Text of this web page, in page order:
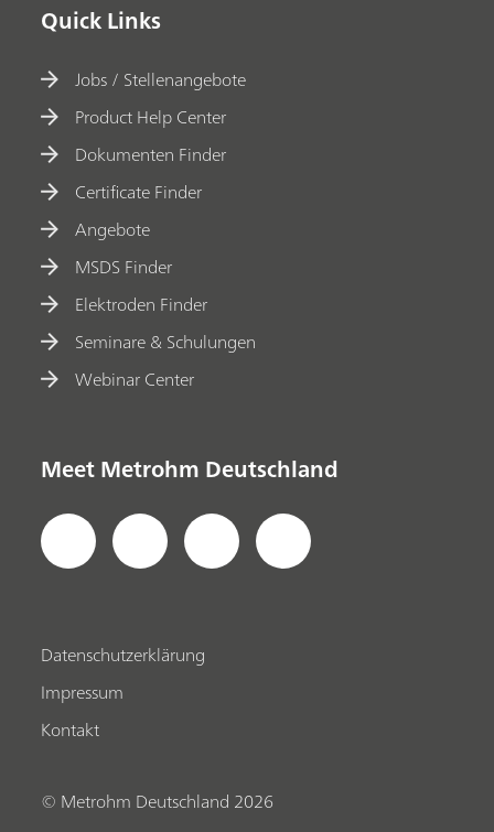
Quick Links
Jobs / Stellenangebote
Product Help Center
Dokumenten Finder
Certificate Finder
Angebote
MSDS Finder
Elektroden Finder
Seminare & Schulungen
Webinar Center
Meet Metrohm Deutschland
Datenschutzerklärung
Impressum
Kontakt
© Metrohm Deutschland 2026